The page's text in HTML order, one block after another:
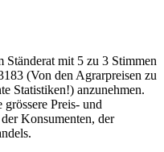
Ständerat mit 5 zu 3 Stimmen
(Von den Agrarpreisen zu
Statistiken!) anzunehmen.
Preis- und
Konsumenten, der